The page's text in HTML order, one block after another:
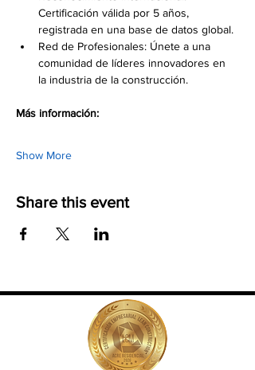
Certificación válida por 5 años,
registrada en una base de datos global.
Red de Profesionales: Únete a una
comunidad de líderes innovadores en
la industria de la construcción.
Más información:
Show More
Share this event